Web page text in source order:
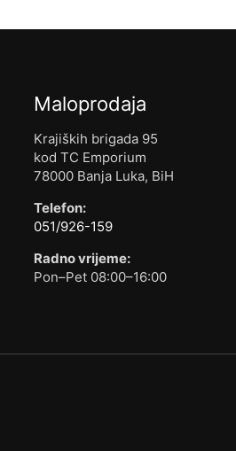
Maloprodaja
Krajiških brigada 95
kod TC Emporium
78000 Banja Luka, BiH
Telefon:
051/926-159
Radno vrijeme:
Pon–Pet 08:00–16:00